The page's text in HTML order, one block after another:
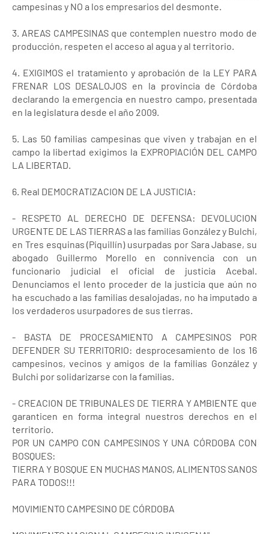
campesinas y NO a los empresarios del desmonte.
3. AREAS CAMPESINAS que contemplen nuestro modo de
producción, respeten el acceso al agua y al territorio.
4. EXIGIMOS el tratamiento y aprobación de la LEY PARA
FRENAR LOS DESALOJOS en la provincia de Córdoba
declarando la emergencia en nuestro campo, presentada
en la legislatura desde el año 2009.
5. Las 50 familias campesinas que viven y trabajan en el
campo la libertad exigimos la EXPROPIACIÓN DEL CAMPO
LA LIBERTAD.
6. Real DEMOCRATIZACION DE LA JUSTICIA:
- RESPETO AL DERECHO DE DEFENSA: DEVOLUCION
URGENTE DE LAS TIERRAS a las familias González y Bulchi,
en Tres esquinas (Piquillín) usurpadas por Sara Jabase, su
abogado Guillermo Morello en connivencia con un
funcionario judicial el oficial de justicia Acebal.
Denunciamos el lento proceder de la justicia que aún no
ha escuchado a las familias desalojadas, no ha imputado a
los verdaderos usurpadores de sus tierras.
- BASTA DE PROCESAMIENTO A CAMPESINOS POR
DEFENDER SU TERRITORIO: desprocesamiento de los 16
campesinos, vecinos y amigos de la familias González y
Bulchi por solidarizarse con la familias.
- CREACION DE TRIBUNALES DE TIERRA Y AMBIENTE que
garanticen en forma integral nuestros derechos en el
territorio.
POR UN CAMPO CON CAMPESINOS Y UNA CÓRDOBA CON
BOSQUES:
TIERRA Y BOSQUE EN MUCHAS MANOS, ALIMENTOS SANOS
PARA TODOS!!!
MOVIMIENTO CAMPESINO DE CÓRDOBA